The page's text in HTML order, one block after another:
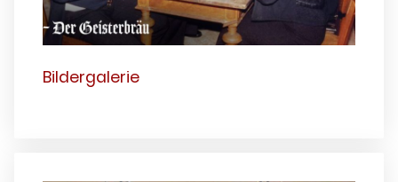
Bildergalerie